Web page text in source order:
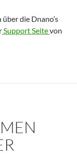
die Dnano’s
Support Seitevon